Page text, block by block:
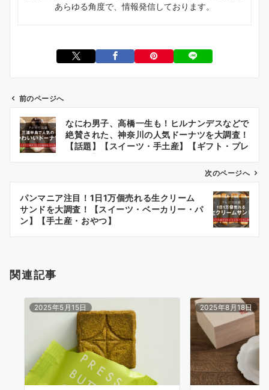
あらゆる角度で、情報発信しております。
投
稿
ナ
ビ
ゲ
ー
シ
ョ
前のページへ
なにわ男子、高橋一生も！ヒルナンデスなどで
絶賛された、神奈川の人気ドーナツを大調査！
【話題】【スイーツ・手土産】【ギフト・プレ
次のページへ
パンマニア注目！1日1万個売れる生クリーム
サンドを大調査！【スイーツ・ベーカリー・パ
ン】【手土産・おやつ】
関連記事
2025年5月15日 2025年8月18日